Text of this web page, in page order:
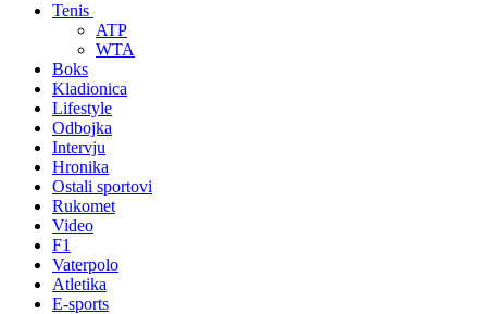
Tenis
ATP
WTA
Boks
Kladionica
Lifestyle
Odbojka
Intervju
Hronika
Ostali sportovi
Rukomet
Video
F1
Vaterpolo
Atletika
E-sports